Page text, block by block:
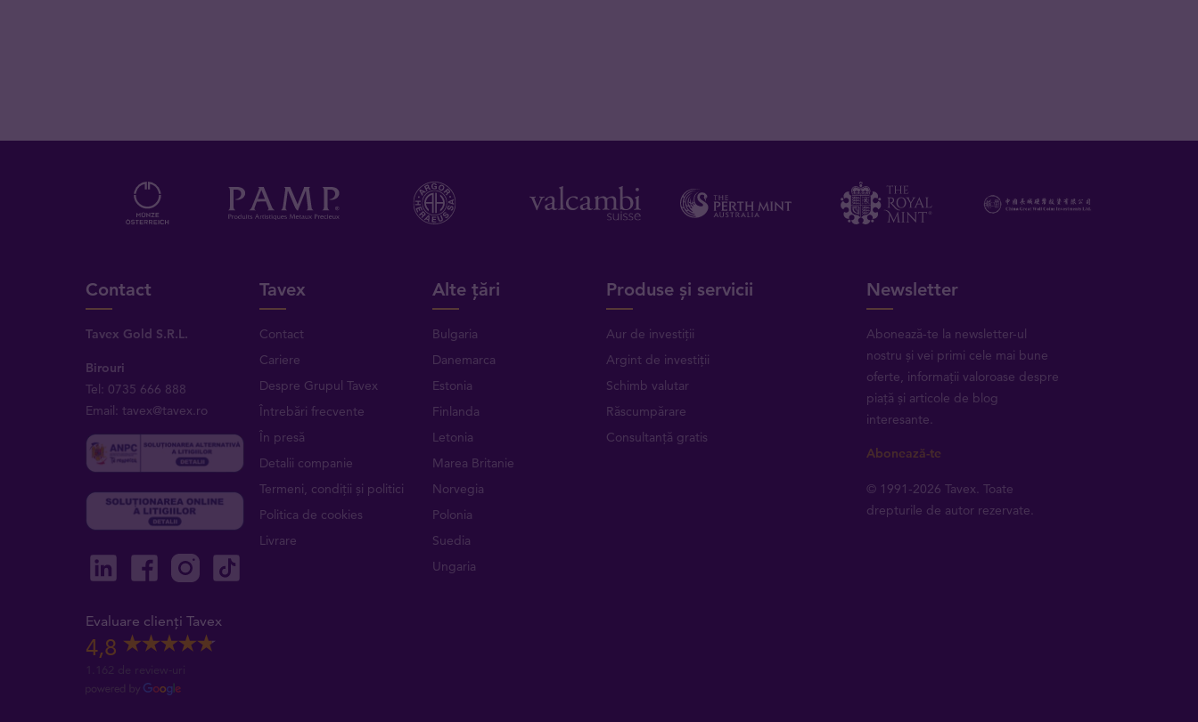
Contact
Tavex Gold S.R.L.
Birouri
Tel: 0735 666 888
Email: tavex@tavex.ro
Evaluare clienți Tavex
4,8
1.162 de review-uri
Tavex
Contact
Cariere
Despre Grupul Tavex
Întrebări frecvente
În presă
Detalii companie
Termeni, condiții și politici
Politica de cookies
Livrare
Alte țări
Bulgaria
Danemarca
Estonia
Finlanda
Letonia
Marea Britanie
Norvegia
Polonia
Suedia
Ungaria
Produse și servicii
Aur de investiții
Argint de investiții
Schimb valutar
Răscumpărare
Consultanță gratis
Newsletter
Abonează-te la newsletter-ul
nostru și vei primi cele mai bune
oferte, informații valoroase despre
piață și articole de blog
interesante.
Abonează-te
© 1991-2026 Tavex. Toate
drepturile de autor rezervate.